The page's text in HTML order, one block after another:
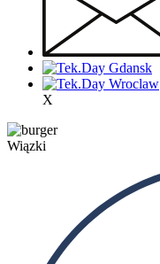
X
Wiązki